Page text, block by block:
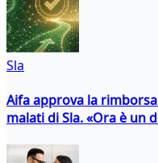
Sla
Aifa approva la
malati di Sla. «Ora è un